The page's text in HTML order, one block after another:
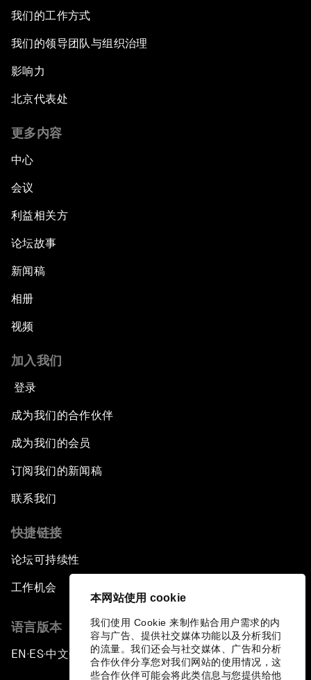
本网站使用 cookie
我们使用 Cookie 来制作贴合用户需求的内
容与广告、提供社交媒体功能以及分析我们
的流量。我们还会与社交媒体、广告和分析
合作伙伴分享您对我们网站的使用情况，这
些合作伙伴可能会将此类信息与您提供给他
我们的工作方式
我们的领导团队与组织治理
影响力
北京代表处
更多内容
中心
会议
利益相关方
论坛故事
新闻稿
相册
视频
加入我们
登录
成为我们的合作伙伴
成为我们的会员
订阅我们的新闻稿
联系我们
快捷链接
论坛可持续性
工作机会
语言版本
EN ▪ES▪中文▪ 日本語